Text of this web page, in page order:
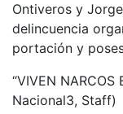
Ontiveros y
delincuencia
portación y
“VIVEN NARCOS
Nacional3, Staff)